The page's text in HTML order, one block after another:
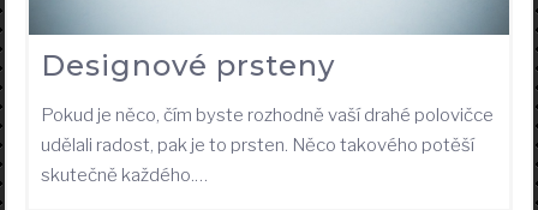
Designové prsteny
Pokud je něco, čím byste rozhodně vaší drahé polovičce
udělali radost, pak je to prsten. Něco takového potěší
skutečně každého.…